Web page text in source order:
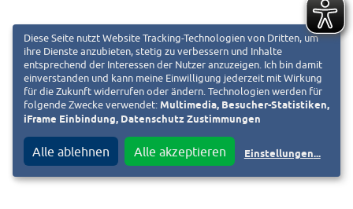
Diese Seite nutzt Website Tracking-Technologien von Dritten, um
ihre Dienste anzubieten, stetig zu verbessern und Inhalte
entsprechend der Interessen der Nutzer anzuzeigen. Ich bin damit
einverstanden und kann meine Einwilligung jederzeit mit Wirkung
für die Zukunft widerrufen oder ändern. Technologien werden für
folgende Zwecke verwendet: Multimedia, Besucher-Statistiken,
iFrame Einbindung, Datenschutz Zustimmungen
Alle ablehnen Alle akzeptieren Einstellungen...